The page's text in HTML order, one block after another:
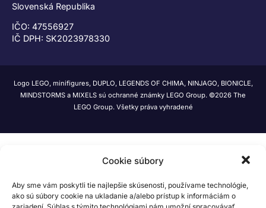
Cookie súbory
Aby sme vám poskytli tie najlepšie skúsenosti, používame technológie,
ako sú súbory cookie na ukladanie a/alebo prístup k informáciám o
Slovenská Republika
IČO: 47556927
IČ DPH: SK2023978330
Logo LEGO, minifigures, DUPLO, LEGENDS OF CHIMA, NINJAGO, BIONICLE,
MINDSTORMS a MIXELS sú ochranné známky LEGO Group. ©2026 The
LEGO Group. Všetky práva vyhradené